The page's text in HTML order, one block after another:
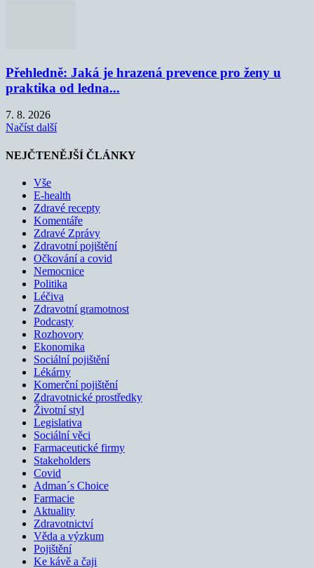
Přehledně: Jaká je hrazená prevence pro ženy u
praktika od ledna...
7. 8. 2026
Načíst další
NEJČTENĚJŠÍ ČLÁNKY
Vše
E-health
Zdravé recepty
Komentáře
Zdravé Zprávy
Zdravotní pojištění
Očkování a covid
Nemocnice
Politika
Léčiva
Zdravotní gramotnost
Podcasty
Rozhovory
Ekonomika
Sociální pojištění
Lékárny
Komerční pojištění
Zdravotnické prostředky
Životní styl
Legislativa
Sociální věci
Farmaceutické firmy
Stakeholders
Covid
Adman´s Choice
Farmacie
Aktuality
Zdravotnictví
Věda a výzkum
Pojištění
Ke kávě a čaji